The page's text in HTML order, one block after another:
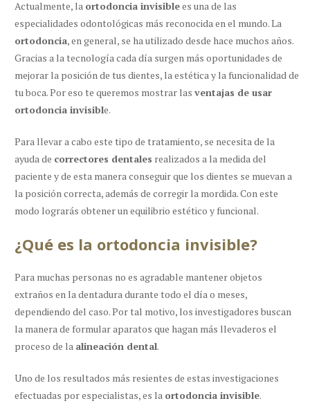
Actualmente, la ortodoncia invisiblees una de las
especialidades odontológicas más reconocida en el mundo. La
ortodoncia, en general, se ha utilizado desde hace muchos años.
Gracias a la tecnología cada día surgen más oportunidades de
mejorar la posición de tus dientes, la estética y la funcionalidad de
tu boca. Por eso te queremos mostrar las ventajas de usar
ortodoncia invisible.
Para llevar a cabo este tipo de tratamiento, se necesita de la
ayuda de correctores dentales realizados a la medida del
paciente y de esta manera conseguir que los dientes se muevan a
la posición correcta, además de corregir la mordida. Con este
modo lograrás obtener un equilibrio estético y funcional.
¿Qué es la ortodoncia invisible?
Para muchas personas no es agradable mantener objetos
extraños en la dentadura durante todo el día o meses,
dependiendo del caso. Por tal motivo, los investigadores buscan
la manera de formular aparatos que hagan más llevaderos el
proceso de la alineación dental.
Uno de los resultados más resientes de estas investigaciones
efectuadas por especialistas, es la ortodoncia invisible.